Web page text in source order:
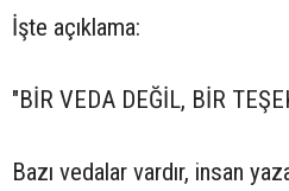
İşte açıklama:
"BİR VEDA DEĞİL, BİR
Bazı vedalar vardır, insan